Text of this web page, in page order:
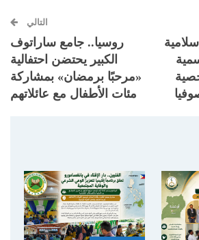
200 شخصية
التالي
روسيا.. جامع ساراتوف
الكبير يحتضن احتفالية
«مرحبًا برمضان» بمشاركة
مئات الأطفال مع عائلاتهم